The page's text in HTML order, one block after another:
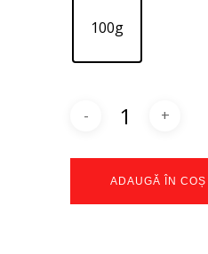
100g
ADAUGĂ ÎN COȘ